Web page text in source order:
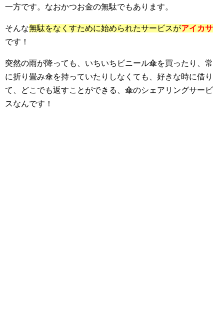
一方です。なおかつお金の無駄でもあります。
そんな無駄をなくすために始められたサービスがアイカサ
です！
突然の雨が降っても、いちいちビニール傘を買ったり、常
に折り畳み傘を持っていたりしなくても、好きな時に借り
て、どこでも返すことができる、傘のシェアリングサービ
スなんです！